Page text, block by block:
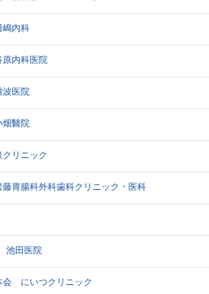
内科
内科医院
医院
醫院
リニック
胃腸科外科歯科クリニック・医科
池田医院
にいつクリニック